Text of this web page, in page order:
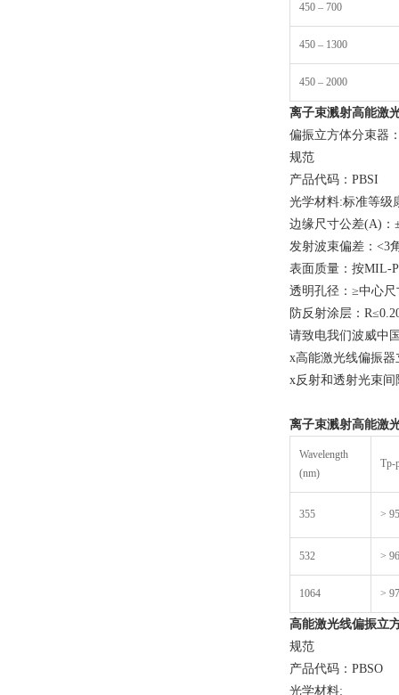
450 – 700
450 – 1300
450 – 2000
离子束溅射高能激
偏振立方体分束器
规范
产品代码：PBSI
光学材料:标准等级
边缘尺寸公差(A)：
发射波束偏差：<3
表面质量：按MIL-
透明孔径：≥中心尺
防反射涂层：
请致电我们波威中
x高能激光线偏振器
x反射和透射光束间
离子束溅射高能激
Wavelength
(nm)
Tp-
355 >
532 >
1064 >
高能激光线偏振立
规范
产品代码：PBSO
光学材料: